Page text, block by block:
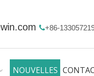
+86-
NOUVELLES